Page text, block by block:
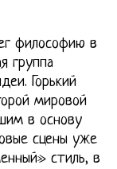
философию в
группа
Горький
мировой
в основу
сцены уже
стиль, в